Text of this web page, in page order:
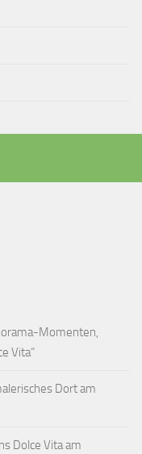
Momenten,
Vita“
Dort am
Dolce Vita am